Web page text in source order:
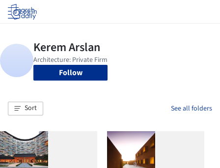
Log in
Follow
Sort See all folders